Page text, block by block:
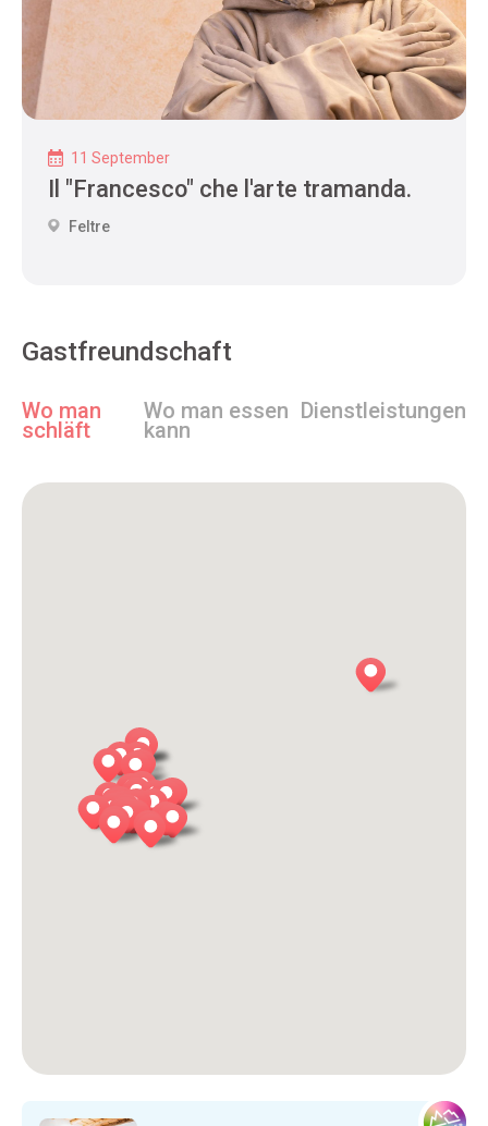
11 September
Il "Francesco" che l'arte tramanda.
Feltre
Gastfreundschaft
Wo man
schläft
Wo man essen
kann
Dienstleistungen